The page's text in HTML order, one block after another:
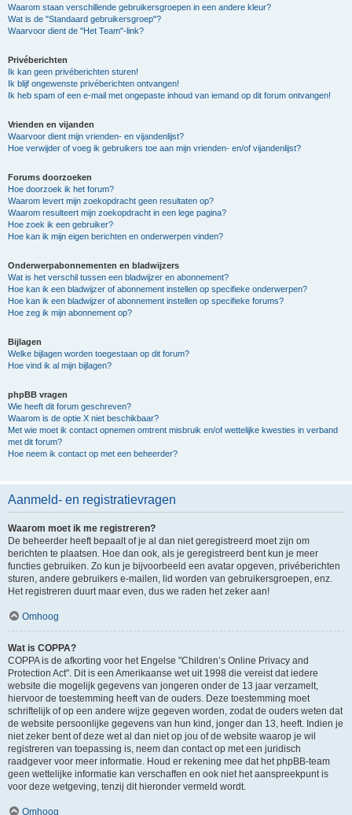
Waarom staan verschillende gebruikersgroepen in een andere kleur?
Wat is de "Standaard gebruikersgroep"?
Waarvoor dient de "Het Team"-link?
Privéberichten
Ik kan geen privéberichten sturen!
Ik blijf ongewenste privéberichten ontvangen!
Ik heb spam of een e-mail met ongepaste inhoud van iemand op dit forum ontvangen!
Vrienden en vijanden
Waarvoor dient mijn vrienden- en vijandenlijst?
Hoe verwijder of voeg ik gebruikers toe aan mijn vrienden- en/of vijandenlijst?
Forums doorzoeken
Hoe doorzoek ik het forum?
Waarom levert mijn zoekopdracht geen resultaten op?
Waarom resulteert mijn zoekopdracht in een lege pagina?
Hoe zoek ik een gebruiker?
Hoe kan ik mijn eigen berichten en onderwerpen vinden?
Onderwerpabonnementen en bladwijzers
Wat is het verschil tussen een bladwijzer en abonnement?
Hoe kan ik een bladwijzer of abonnement instellen op specifieke onderwerpen?
Hoe kan ik een bladwijzer of abonnement instellen op specifieke forums?
Hoe zeg ik mijn abonnement op?
Bijlagen
Welke bijlagen worden toegestaan op dit forum?
Hoe vind ik al mijn bijlagen?
phpBB vragen
Wie heeft dit forum geschreven?
Waarom is de optie X niet beschikbaar?
Met wie moet ik contact opnemen omtrent misbruik en/of wettelijke kwesties in verband
met dit forum?
Hoe neem ik contact op met een beheerder?
Aanmeld- en registratievragen
Waarom moet ik me registreren?
De beheerder heeft bepaalt of je al dan niet geregistreerd moet zijn om
berichten te plaatsen. Hoe dan ook, als je geregistreerd bent kun je meer
functies gebruiken. Zo kun je bijvoorbeeld een avatar opgeven, privéberichten
sturen, andere gebruikers e-mailen, lid worden van gebruikersgroepen, enz.
Het registreren duurt maar even, dus we raden het zeker aan!
Omhoog
Wat is COPPA?
COPPA is de afkorting voor het Engelse "Children’s Online Privacy and
Protection Act". Dit is een Amerikaanse wet uit 1998 die vereist dat iedere
website die mogelijk gegevens van jongeren onder de 13 jaar verzamelt,
hiervoor de toestemming heeft van de ouders. Deze toestemming moet
schriftelijk of op een andere wijze gegeven worden, zodat de ouders weten dat
de website persoonlijke gegevens van hun kind, jonger dan 13, heeft. Indien je
niet zeker bent of deze wet al dan niet op jou of de website waarop je wil
registreren van toepassing is, neem dan contact op met een juridisch
raadgever voor meer informatie. Houd er rekening mee dat het phpBB-team
geen wettelijke informatie kan verschaffen en ook niet het aanspreekpunt is
voor deze wetgeving, tenzij dit hieronder vermeld wordt.
Omhoog